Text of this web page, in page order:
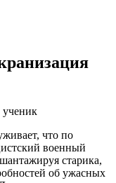
что по
военный
старика,
об ужасных